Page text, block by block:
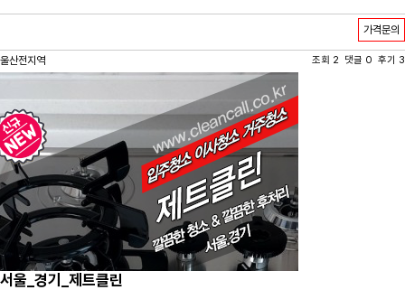
가격문의
울산전지역 조회 2 댓글 0 후기 3
서울_경기_제트클린